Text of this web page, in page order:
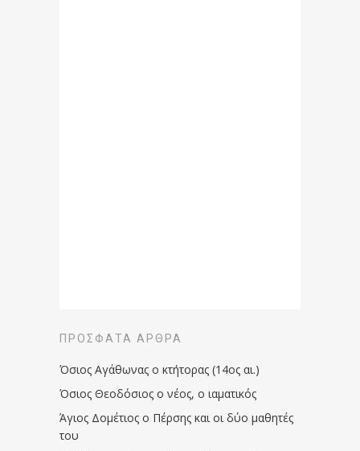
ΠΡΌΣΦΑΤΑ ΆΡΘΡΑ
Όσιος Αγάθωνας ο κτήτορας (14ος αι.)
Όσιος Θεοδόσιος ο νέος, ο ιαματικός
Άγιος Δομέτιος ο Πέρσης και οι δύο μαθητές
του